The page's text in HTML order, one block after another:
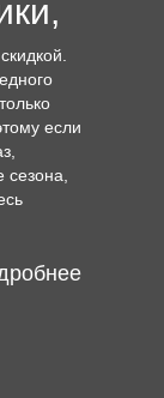
если